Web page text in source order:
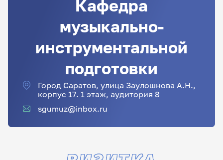
Кафедра
музыкально-
инструментальной
подготовки
Город Саратов, улица Заулошнова А.Н.,
корпус 17. 1 этаж, аудитория 8
sgumuz@inbox.ru